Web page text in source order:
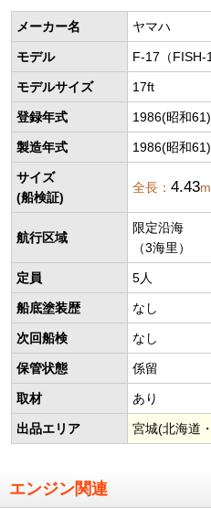
メーカー名 ヤマハ
モデル F-17（FISH-
モデルサイズ 17ft
登録年式 1986(昭和
製造年式 1986(昭和
サイズ
(船検証)
全長： 4.43
航行区域
限定沿海
（3海里）
定員 5人
船底塗装歴 なし
次回船検 なし
保管状態 係留
取材 あり
出品エリア 宮城(北海道
エンジン関連